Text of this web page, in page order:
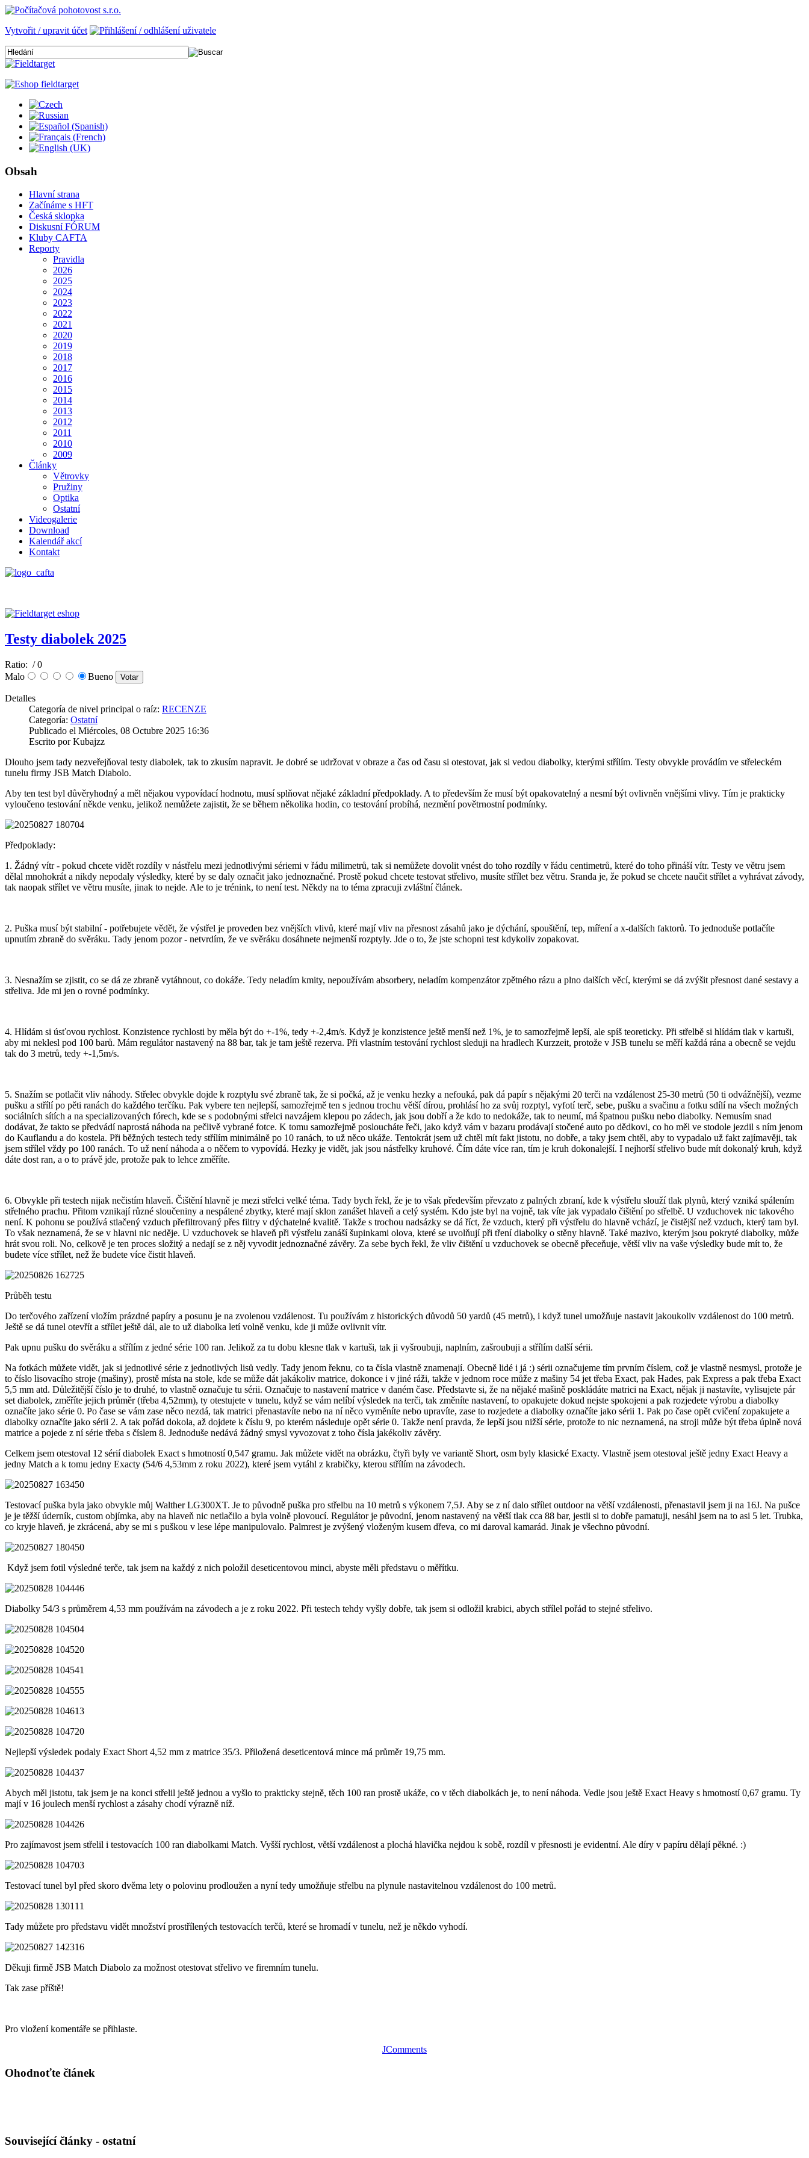
Vytvořit / upravit účet
Obsah
Hlavní strana
Začínáme s HFT
Česká sklopka
Diskusní FÓRUM
Kluby CAFTA
Reporty
Pravidla
2026
2025
2024
2023
2022
2021
2020
2019
2018
2017
2016
2015
2014
2013
2012
2011
2010
2009
Články
Větrovky
Pružiny
Optika
Ostatní
Videogalerie
Download
Kalendář akcí
Kontakt
Testy diabolek 2025
Ratio: / 0
Malo
Bueno
Detalles
Categoría de nivel principal o raíz: RECENZE
Categoría: Ostatní
Publicado el Miércoles, 08 Octubre 2025 16:36
Escrito por Kubajzz
Dlouho jsem tady nezveřejňoval testy diabolek, tak to zkusím napravit. Je dobré se udržovat v obraze a čas od času si otestovat, jak si vedou diabolky, kterými střílím. Testy obvykle provádím ve střeleckém
tunelu firmy JSB Match Diabolo.
Aby ten test byl důvěryhodný a měl nějakou vypovídací hodnotu, musí splňovat nějaké základní předpoklady. A to především že musí být opakovatelný a nesmí být ovlivněn vnějšími vlivy. Tím je prakticky
vyloučeno testování někde venku, jelikož nemůžete zajistit, že se během několika hodin, co testování probíhá, nezmění povětrnostní podmínky.
Předpoklady:
1. Žádný vítr - pokud chcete vidět rozdíly v nástřelu mezi jednotlivými sériemi v řádu milimetrů, tak si nemůžete dovolit vnést do toho rozdíly v řádu centimetrů, které do toho přináší vítr. Testy ve větru jsem
dělal mnohokrát a nikdy nepodaly výsledky, které by se daly označit jako jednoznačné. Prostě pokud chcete testovat střelivo, musíte střílet bez větru. Sranda je, že pokud se chcete naučit střílet a vyhrávat závody,
tak naopak střílet ve větru musíte, jinak to nejde. Ale to je trénink, to není test. Někdy na to téma zpracuji zvláštní článek.
2. Puška musí být stabilní - potřebujete vědět, že výstřel je proveden bez vnějších vlivů, které mají vliv na přesnost zásahů jako je dýchání, spouštění, tep, míření a x-dalších faktorů. To jednoduše potlačíte
upnutím zbraně do svěráku. Tady jenom pozor - netvrdím, že ve svěráku dosáhnete nejmenší rozptyly. Jde o to, že jste schopni test kdykoliv zopakovat.
3. Nesnažím se zjistit, co se dá ze zbraně vytáhnout, co dokáže. Tedy neladím kmity, nepoužívám absorbery, neladím kompenzátor zpětného rázu a plno dalších věcí, kterými se dá zvýšit přesnost dané sestavy a
střeliva. Jde mi jen o rovné podmínky.
4. Hlídám si úsťovou rychlost. Konzistence rychlosti by měla být do +-1%, tedy +-2,4m/s. Když je konzistence ještě menší než 1%, je to samozřejmě lepší, ale spíš teoreticky. Při střelbě si hlídám tlak v kartuši,
aby mi neklesl pod 100 barů. Mám regulátor nastavený na 88 bar, tak je tam ještě rezerva. Při vlastním testování rychlost sleduji na hradlech Kurzzeit, protože v JSB tunelu se měří každá rána a obecně se vejdu
tak do 3 metrů, tedy +-1,5m/s.
5. Snažím se potlačit vliv náhody. Střelec obvykle dojde k rozptylu své zbraně tak, že si počká, až je venku hezky a nefouká, pak dá papír s nějakými 20 terči na vzdálenost 25-30 metrů (50 ti odvážnější), vezme
pušku a střílí po pěti ranách do každého terčíku. Pak vybere ten nejlepší, samozřejmě ten s jednou trochu větší dírou, prohlásí ho za svůj rozptyl, vyfotí terč, sebe, pušku a svačinu a fotku sdílí na všech možných
sociálních sítích a na specializovaných fórech, kde se s podobnými střelci navzájem klepou po zádech, jak jsou dobří a že kdo to nedokáže, tak to neumí, má špatnou pušku nebo diabolky. Nemusím snad
dodávat, že takto se předvádí naprostá náhoda na pečlivě vybrané fotce. K tomu samozřejmě posloucháte řeči, jako když vám v bazaru prodávají stočené auto po dědkovi, co ho měl ve stodole jezdil s ním jenom
do Kauflandu a do kostela. Při běžných testech tedy střílím minimálně po 10 ranách, to už něco ukáže. Tentokrát jsem už chtěl mít fakt jistotu, no dobře, a taky jsem chtěl, aby to vypadalo už fakt zajímavěji, tak
jsem střílel vždy po 100 ranách. To už není náhoda a o něčem to vypovídá. Hezky je vidět, jak jsou nástřelky kruhové. Čím dáte více ran, tím je kruh dokonalejší. I nejhorší střelivo bude mít dokonalý kruh, když
dáte dost ran, a o to právě jde, protože pak to lehce změříte.
6. Obvykle při testech nijak nečistím hlaveň. Čištění hlavně je mezi střelci velké téma. Tady bych řekl, že je to však především převzato z palných zbraní, kde k výstřelu slouží tlak plynů, který vzniká spálením
střelného prachu. Přitom vznikají různé sloučeniny a nespálené zbytky, které mají sklon zanášet hlaveň a celý systém. Kdo jste byl na vojně, tak víte jak vypadalo čištění po střelbě. U vzduchovek nic takového
není. K pohonu se používá stlačený vzduch přefiltrovaný přes filtry v dýchatelné kvalitě. Takže s trochou nadsázky se dá říct, že vzduch, který při výstřelu do hlavně vchází, je čistější než vzduch, který tam byl.
To však neznamená, že se v hlavni nic neděje. U vzduchovek se hlaveň při výstřelu zanáší šupinkami olova, které se uvolňují při tření diabolky o stěny hlavně. Také mazivo, kterým jsou pokryté diabolky, může
hrát svou roli. No, celkově je ten proces složitý a nedají se z něj vyvodit jednoznačné závěry. Za sebe bych řekl, že vliv čištění u vzduchovek se obecně přeceňuje, větší vliv na vaše výsledky bude mít to, že
budete více střílet, než že budete více čistit hlaveň.
Průběh testu
Do terčového zařízení vložím prázdné papíry a posunu je na zvolenou vzdálenost. Tu používám z historických důvodů 50 yardů (45 metrů), i když tunel umožňuje nastavit jakoukoliv vzdálenost do 100 metrů.
Ještě se dá tunel otevřít a střílet ještě dál, ale to už diabolka letí volně venku, kde ji může ovlivnit vítr.
Pak upnu pušku do svěráku a střílím z jedné série 100 ran. Jelikož za tu dobu klesne tlak v kartuši, tak ji vyšroubuji, naplním, zašroubuji a střílím další sérii.
Na fotkách můžete vidět, jak si jednotlivé série z jednotlivých lisů vedly. Tady jenom řeknu, co ta čísla vlastně znamenají. Obecně lidé i já :) sérii označujeme tím prvním číslem, což je vlastně nesmysl, protože je
to číslo lisovacího stroje (mašiny), prostě místa na stole, kde se může dát jakákoliv matrice, dokonce i v jiné ráži, takže v jednom roce může z mašiny 54 jet třeba Exact, pak Hades, pak Express a pak třeba Exact
5,5 mm atd. Důležitější číslo je to druhé, to vlastně označuje tu sérii. Označuje to nastavení matrice v daném čase. Představte si, že na nějaké mašině poskládáte matrici na Exact, nějak ji nastavíte, vylisujete pár
set diabolek, změříte jejich průměr (třeba 4,52mm), ty otestujete v tunelu, když se vám nelíbí výsledek na terči, tak změníte nastavení, to opakujete dokud nejste spokojeni a pak rozjedete výrobu a diabolky
označíte jako série 0. Po čase se vám zase něco nezdá, tak matrici přenastavíte nebo na ní něco vyměníte nebo upravíte, zase to rozjedete a diabolky označíte jako sérii 1. Pak po čase opět cvičení zopakujete a
diabolky označíte jako sérii 2. A tak pořád dokola, až dojdete k číslu 9, po kterém následuje opět série 0. Takže není pravda, že lepší jsou nižší série, protože to nic neznamená, na stroji může být třeba úplně nová
matrice a pojede z ní série třeba s číslem 8. Jednoduše nedává žádný smysl vyvozovat z toho čísla jakékoliv závěry.
Celkem jsem otestoval 12 sérií diabolek Exact s hmotností 0,547 gramu. Jak můžete vidět na obrázku, čtyři byly ve variantě Short, osm byly klasické Exacty. Vlastně jsem otestoval ještě jedny Exact Heavy a
jedny Match a k tomu jedny Exacty (54/6 4,53mm z roku 2022), které jsem vytáhl z krabičky, kterou střílím na závodech.
Testovací puška byla jako obvykle můj Walther LG300XT. Je to původně puška pro střelbu na 10 metrů s výkonem 7,5J. Aby se z ní dalo střílet outdoor na větší vzdálenosti, přenastavil jsem ji na 16J. Na pušce
je je těžší úderník, custom objímka, aby na hlaveň nic netlačilo a byla volně plovoucí. Regulátor je původní, jenom nastavený na větší tlak cca 88 bar, jestli si to dobře pamatuji, nesáhl jsem na to asi 5 let. Trubka,
co kryje hlaveň, je zkrácená, aby se mi s puškou v lese lépe manipulovalo. Palmrest je zvýšený vloženým kusem dřeva, co mi daroval kamarád. Jinak je všechno původní.
Když jsem fotil výsledné terče, tak jsem na každý z nich položil deseticentovou minci, abyste měli představu o měřítku.
Diabolky 54/3 s průměrem 4,53 mm používám na závodech a je z roku 2022. Při testech tehdy vyšly dobře, tak jsem si odložil krabici, abych střílel pořád to stejné střelivo.
Nejlepší výsledek podaly Exact Short 4,52 mm z matrice 35/3. Přiložená deseticentová mince má průměr 19,75 mm.
Abych měl jistotu, tak jsem je na konci střelil ještě jednou a vyšlo to prakticky stejně, těch 100 ran prostě ukáže, co v těch diabolkách je, to není náhoda. Vedle jsou ještě Exact Heavy s hmotností 0,67 gramu. Ty
mají v 16 joulech menší rychlost a zásahy chodí výrazně níž.
Pro zajímavost jsem střelil i testovacích 100 ran diabolkami Match. Vyšší rychlost, větší vzdálenost a plochá hlavička nejdou k sobě, rozdíl v přesnosti je evidentní. Ale díry v papíru dělají pěkné. :)
Testovací tunel byl před skoro dvěma lety o polovinu prodloužen a nyní tedy umožňuje střelbu na plynule nastavitelnou vzdálenost do 100 metrů.
Tady můžete pro představu vidět množství prostřílených testovacích terčů, které se hromadí v tunelu, než je někdo vyhodí.
Děkuji firmě JSB Match Diabolo za možnost otestovat střelivo ve firemním tunelu.
Tak zase příště!
Pro vložení komentáře se přihlaste.
JComments
Ohodnoťte článek
Související články - ostatní